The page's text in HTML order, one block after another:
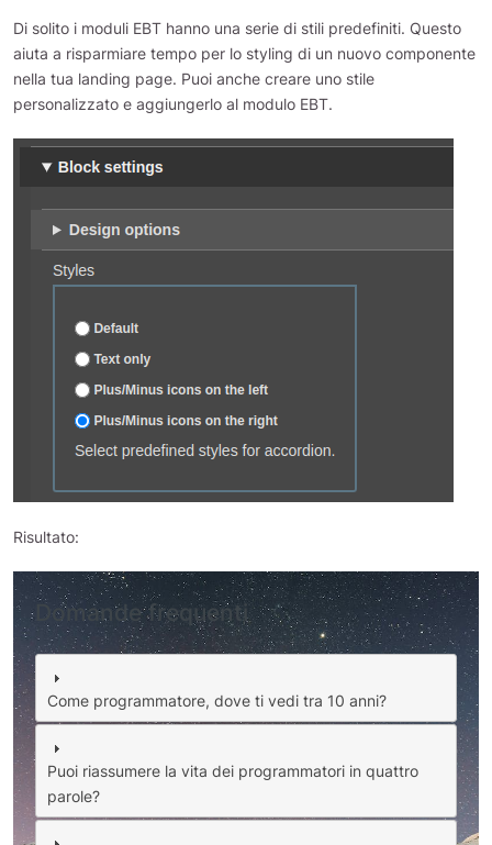
Di solito i moduli EBT hanno una serie di stili predefiniti. Questo
aiuta a risparmiare tempo per lo styling di un nuovo componente
nella tua landing page. Puoi anche creare uno stile
personalizzato e aggiungerlo al modulo EBT.
Risultato:
Domande frequenti
Come programmatore, dove ti vedi tra 10 anni?
Puoi riassumere la vita dei programmatori in quattro
parole?